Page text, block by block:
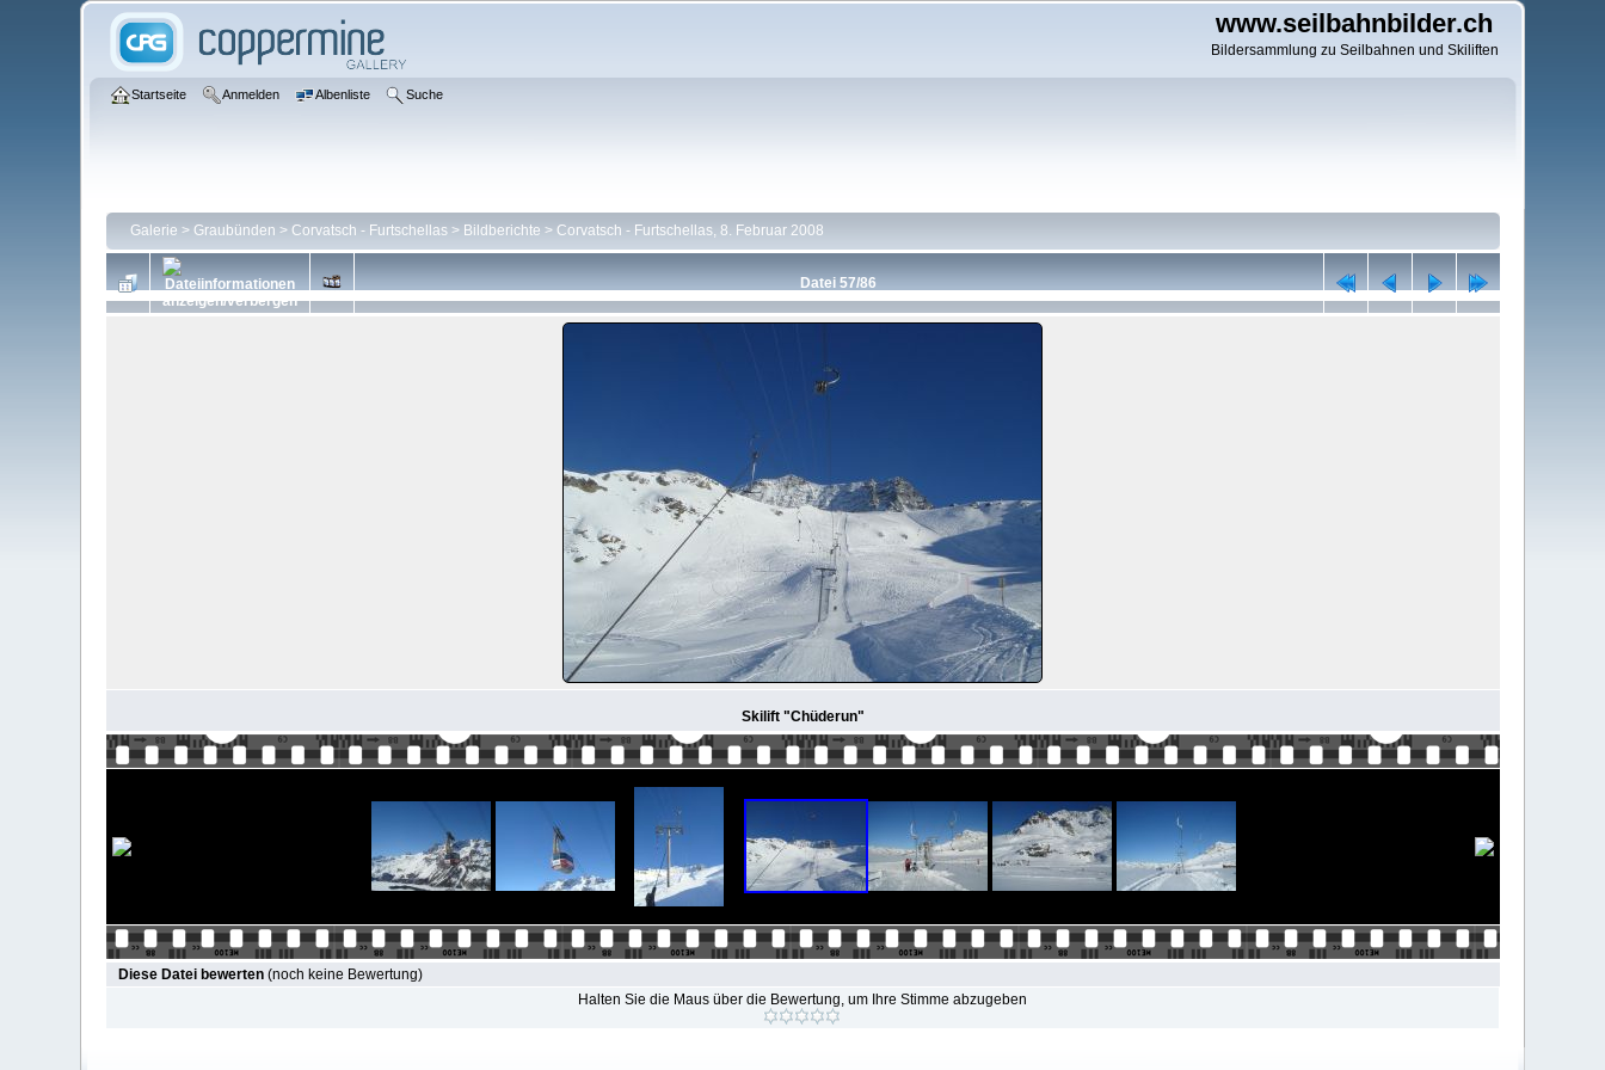
www.seilbahnbilder.ch
Bildersammlung zu Seilbahnen und Skiliften
Startseite Anmelden Albenliste Suche
Galerie > Graubünden > Corvatsch - Furtschellas> Bildberichte > Corvatsch - Furtschellas, 8. Februar 2008
Datei 57/86
Skilift "Chüderun"
Diese Datei bewerten(noch keine Bewertung)
Halten Sie die Maus über die Bewertung, um Ihre Stimme abzugeben